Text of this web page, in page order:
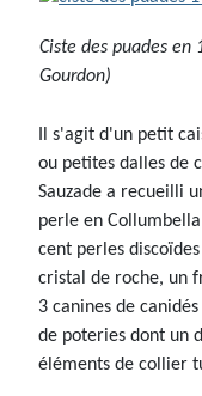
Ciste des puades en
Gourdon)
Il s'agit d'un petit
ou petites dalles de
Sauzade a recueilli
perle en
cent perles
cristal de roche, un
3 canines de
de poteries dont un
éléments de collier